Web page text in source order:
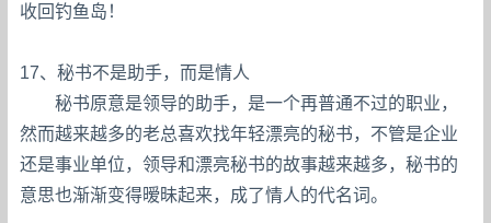
收回钓鱼岛！
17、秘书不是助手，而是情人
秘书原意是领导的助手，是一个再普通不过的职业，
然而越来越多的老总喜欢找年轻漂亮的秘书，不管是企业
还是事业单位，领导和漂亮秘书的故事越来越多，秘书的
意思也渐渐变得暧昧起来，成了情人的代名词。